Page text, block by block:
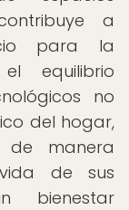
a
para la
equilibrio
no
del hogar,
de manera
de sus
bienestar